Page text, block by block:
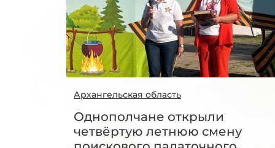
Архангельская область
Однополчане открыли
четвёртую летнюю смену